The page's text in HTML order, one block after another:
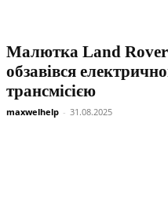
Малютка Land Rover
обзавівся
трансмісією
maxwelhelp - 31.08.2025